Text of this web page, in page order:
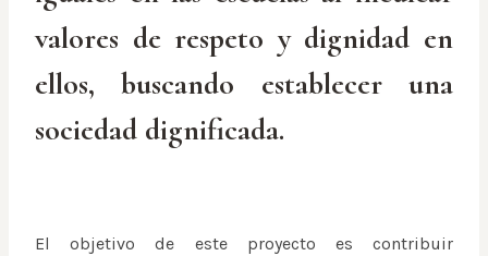
valores de respeto y dignidad en
ellos, buscando establecer una
sociedad dignificada.
El objetivo de este proyecto es contribuir